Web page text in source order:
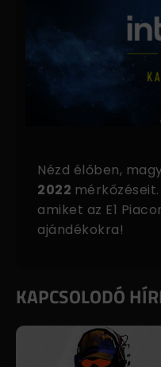
Nézd élőben,
2022
amiket az E1
ajándékokra!
KAPCSOLODÓ